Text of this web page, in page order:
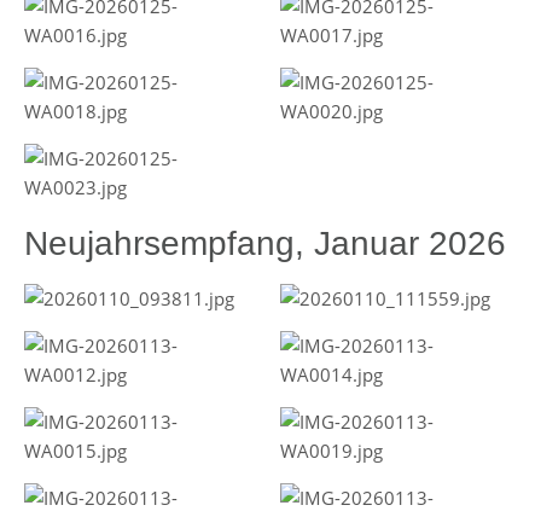
Neujahrsempfang, Januar 2026